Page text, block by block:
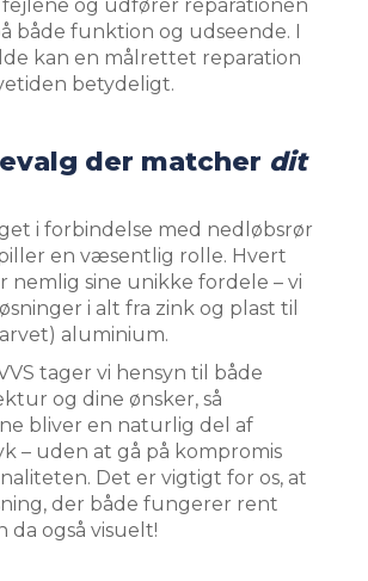
og udfører reparationen
både funktion og udseende. I
kan en målrettet reparation
betydeligt.
der matcher dit
i forbindelse med nedløbsrør
en væsentlig rolle. Hvert
nemlig sine unikke fordele – vi
i alt fra zink og plast til
aluminium.
tager vi hensyn til både
og dine ønsker, så
bliver en naturlig del af
– uden at gå på kompromis
Det er vigtigt for os, at
der både fungerer rent
da også visuelt!